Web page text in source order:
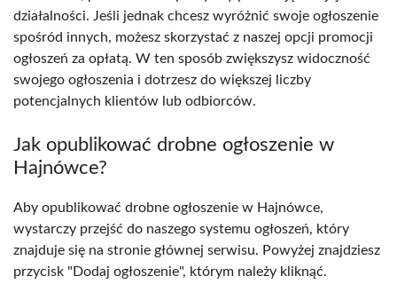
działalności. Jeśli jednak chcesz wyróżnić swoje ogłoszenie
spośród innych, możesz skorzystać z naszej opcji promocji
ogłoszeń za opłatą. W ten sposób zwiększysz widoczność
swojego ogłoszenia i dotrzesz do większej liczby
potencjalnych klientów lub odbiorców.
Jak opublikować drobne ogłoszenie w
Hajnówce?
Aby opublikować drobne ogłoszenie w Hajnówce,
wystarczy przejść do naszego systemu ogłoszeń, który
znajduje się na stronie głównej serwisu. Powyżej znajdziesz
przycisk "Dodaj ogłoszenie", którym należy kliknąć.